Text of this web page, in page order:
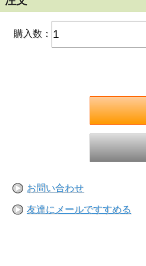
購入数：
お問い合わせ
友達にメールですすめる